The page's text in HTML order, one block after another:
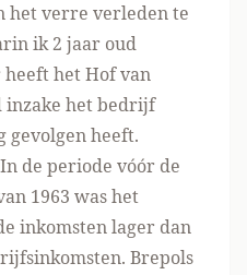
het verre verleden te
ik 2 jaar oud
het Hof van
inzake het bedrijf
gevolgen heeft.
de periode vóór de
1963 was het
inkomsten lager dan
Brepols